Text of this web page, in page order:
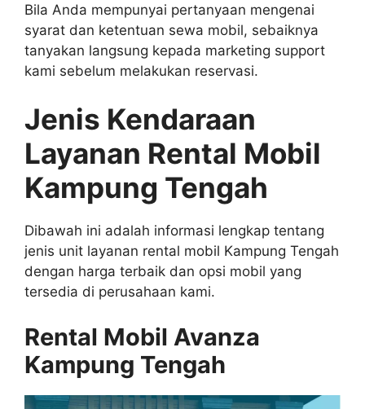
Bila Anda mempunyai pertanyaan mengenai
syarat dan ketentuan sewa mobil, sebaiknya
tanyakan langsung kepada marketing support
kami sebelum melakukan reservasi.
Jenis Kendaraan
Layanan Rental Mobil
Kampung Tengah
Dibawah ini adalah informasi lengkap tentang
jenis unit layanan rental mobil Kampung Tengah
dengan harga terbaik dan opsi mobil yang
tersedia di perusahaan kami.
Rental Mobil Avanza
Kampung Tengah